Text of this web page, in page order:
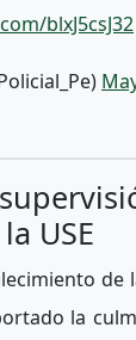
blxJ5csJ32
USE
de
la